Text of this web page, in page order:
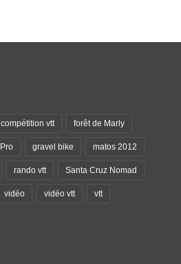
compétition vtt forêt de Marly
gravel bike matos 2012
rando vtt Santa Cruz Nomad
vidéo vidéo vtt vtt